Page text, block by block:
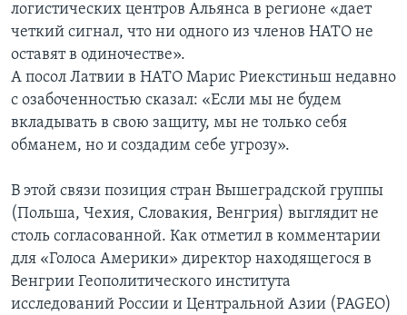
логистических центров Альянса в регионе «дает
четкий сигнал, что ни одного из членов НАТО не
оставят в одиночестве».
А посол Латвии в НАТО Марис Риекстиньш недавно
с озабоченностью сказал: «Если мы не будем
вкладывать в свою защиту, мы не только себя
обманем, но и создадим себе угрозу».
В этой связи позиция стран Вышеградской группы
(Польша, Чехия, Словакия, Венгрия) выглядит не
столь согласованной. Как отметил в комментарии
для «Голоса Америки» директор находящегося в
Венгрии Геополитического института
исследований России и Центральной Азии (PAGEO)